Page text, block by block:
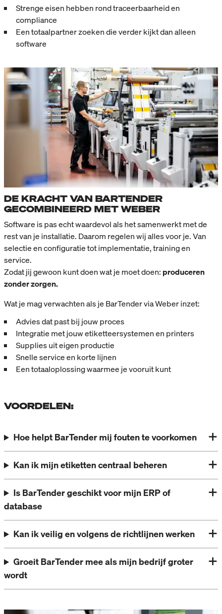
Strenge eisen hebben rond traceerbaarheid en
compliance
Een totaalpartner zoeken die verder kijkt dan alleen
software
DE KRACHT VAN BARTENDER
GECOMBINEERD MET WEBER
Software is pas echt waardevol als het samenwerkt met de
rest van je installatie. Daarom regelen wij alles voor je. Van
selectie en configuratie tot implementatie, training en
service.
Zodat jij gewoon kunt doen wat je moet doen: produceren
zonder zorgen.
Wat je mag verwachten als je BarTender via Weber inzet:
Advies dat past bij jouw proces
Integratie met jouw etiketteersystemen en printers
Supplies uit eigen productie
Snelle service en korte lijnen
Een totaaloplossing waarmee je vooruit kunt
VOORDELEN:
Hoe helpt BarTender mij fouten te voorkomen
Kan ik mijn etiketten centraal beheren
Is BarTender geschikt voor mijn ERP of
database
Kan ik veilig en volgens de richtlijnen werken
Groeit BarTender mee als mijn bedrijf groter
wordt